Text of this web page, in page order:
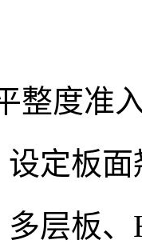
整度准
定板
层板